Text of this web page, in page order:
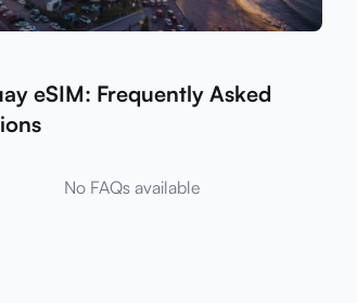
eSIM: Frequently Asked
No FAQs available